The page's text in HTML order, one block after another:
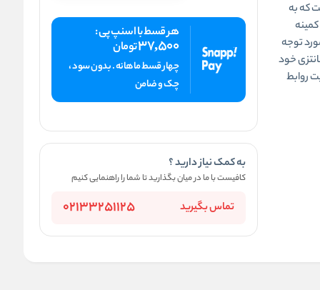
که به
توجه
خود
روابط
هر قسط با اسنپ پی :
37,500تومان
چهار قسط ماهانه . بدون سود ،
چک و ضامن
به کمک نیاز دارید ؟
کافیست با ما در میان بگذارید تا شما را راهنمایی کنیم
تماس بگیرید 02133251125